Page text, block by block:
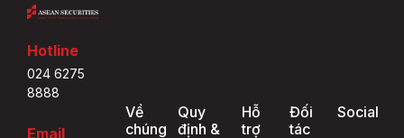
Hotline
024 6275
8888
Email
Về
chúng
Quy
định &
Hỗ
trợ
Đối
tác
Social